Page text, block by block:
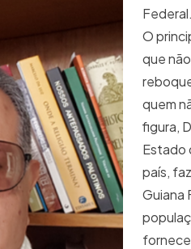
Federal.
O
que
quem
figura,
Estado
país,
Guiana